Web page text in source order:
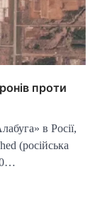
проти
в Росії,
(російська